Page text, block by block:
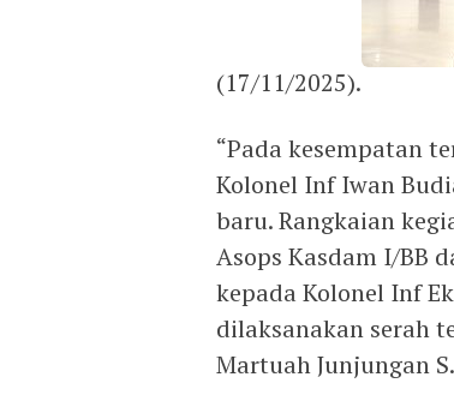
(17/11/2025).
“Pada kesempatan
Kolonel Inf Iwan
baru. Rangkaian
Asops Kasdam I/BB
kepada Kolonel Inf
dilaksanakan serah
Martuah Junjungan